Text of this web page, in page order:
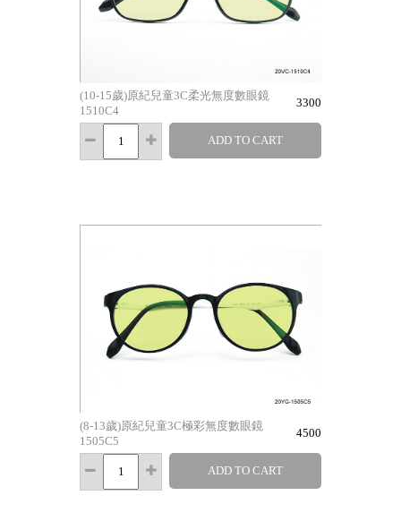
(10-15歲)原紀兒童3C柔光無度數眼鏡
1510C4
3300
ADD TO CART
(8-13歲)原紀兒童3C極彩無度數眼鏡
1505C5
4500
ADD TO CART